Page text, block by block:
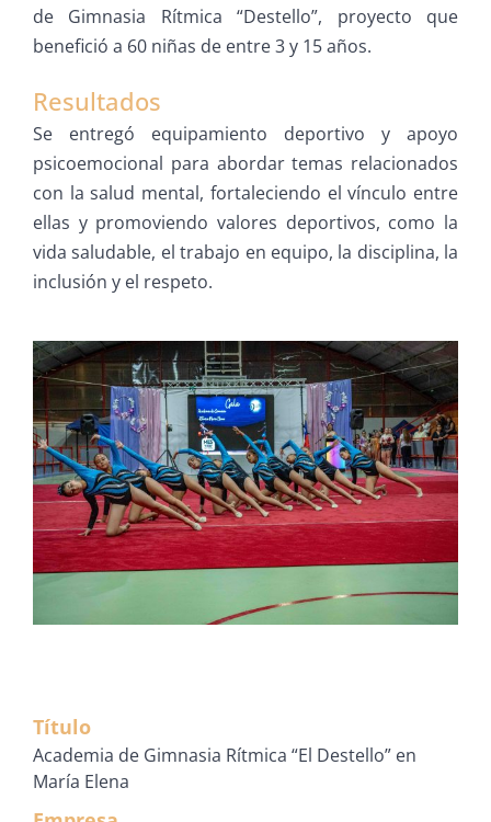
de Gimnasia Rítmica “Destello”, proyecto que
benefició a 60 niñas de entre 3 y 15 años.
Resultados
Se entregó equipamiento deportivo y apoyo
psicoemocional para abordar temas relacionados
con la salud mental, fortaleciendo el vínculo entre
ellas y promoviendo valores deportivos, como la
vida saludable, el trabajo en equipo, la disciplina, la
inclusión y el respeto.
Título
Academia de Gimnasia Rítmica “El Destello” en
María Elena